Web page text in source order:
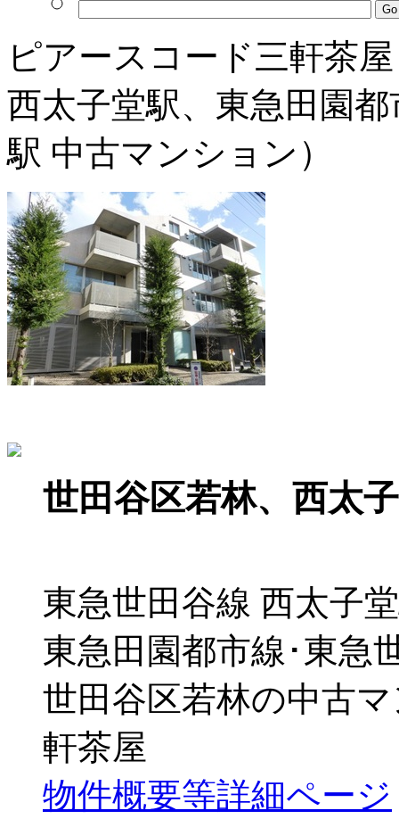
ピアースコード三軒茶
西太子堂駅、東急田園
駅 中古マンション）
世田谷区若林、西太
東急世田谷線 西太子
東急田園都市線･東急
世田谷区若林の中古
軒茶屋
物件概要等詳細ページ